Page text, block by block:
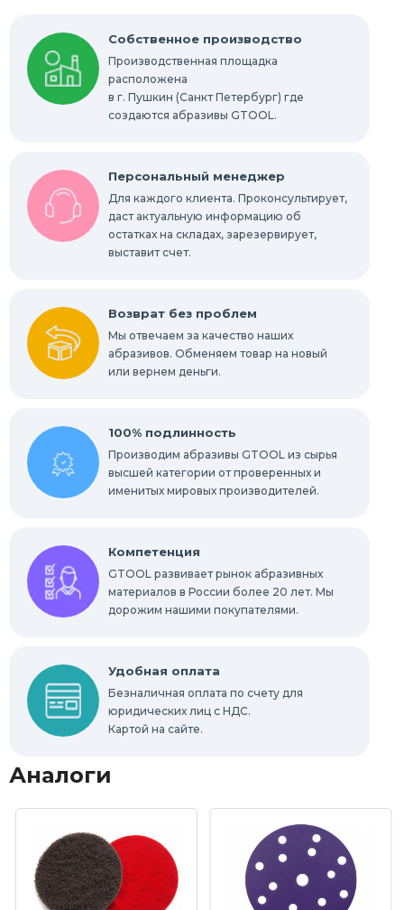
Шлифовальные абразивные губки, бруски
Радиальные шлифовальные круги
Конволютные круги
Абразивы для обработки труднодоступных
мест
Собственное производство
Производственная площадка
расположена
в г. Пушкин (Санкт Петербург) где
создаются абразивы GTOOL.
Персональный менеджер
Для каждого клиента. Проконсультирует,
даст актуальную информацию об
остатках на складах, зарезервирует,
выставит счет.
Возврат без проблем
Мы отвечаем за качество наших
абразивов. Обменяем товар на новый
или вернем деньги.
100% подлинность
Производим абразивы GTOOL из сырья
высшей категории от проверенных и
именитых мировых производителей.
Компетенция
GTOOL развивает рынок абразивных
материалов в России более 20 лет. Мы
дорожим нашими покупателями.
Удобная оплата
Безналичная оплата по счету для
юридических лиц с НДС.
Картой на сайте.
Аналоги